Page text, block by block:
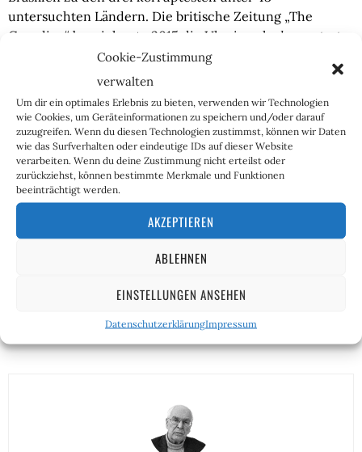
Cookie-Zustimmung
verwalten
Um dir ein optimales Erlebnis zu bieten, verwenden wir Technologien
wie Cookies, um Geräteinformationen zu speichern und/oder darauf
zuzugreifen. Wenn du diesen Technologien zustimmst, können wir Daten
wie das Surfverhalten oder eindeutige IDs auf dieser Website
verarbeiten. Wenn du deine Zustimmung nicht erteilst oder
zurückziehst, können bestimmte Merkmale und Funktionen
beeinträchtigt werden.
AKZEPTIEREN
ABLEHNEN
EINSTELLUNGEN ANSEHEN
DatenschutzerklärungImpressum
untersuchten Ländern. Die britische Zeitung „The
Guardian“ bezeichnete 2015 die Ukraine als
„korrupteste
Nation Europas“. Im Korruptionswahrnehmungs-Index
von „Transparency International“ belegte die Ukraine
dem ersten Platz als jenes mit dem ehrlichsten
öffentlichen Sektor gilt. Der Leiter einer Ukraine-
Mission des Internationalen Währungsfonds (IWF)
erklärte, die Bekämpfung der Korruption sei ein
entscheidender Test für die weitere internationale
Unterstützung. Demgegenüber sind manche Analysten
der Meinung, daß hohe Auslandskredite nicht zu
Reformen führten, sondern die korrupte Abschöpfung
von Geldern aus dem Land erst ermöglichten. Der mit
immensen Schulden belastete deutsche Staat kann sich